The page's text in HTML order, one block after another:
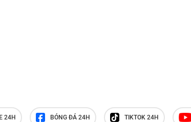
24H BÓNG ĐÁ 24H TIKTOK 24H